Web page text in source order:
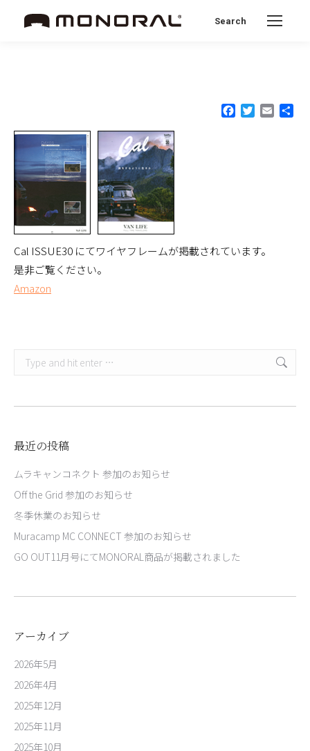
Search:
Search
Facebook
Twitter
Email
Cal ISSUE30 にてワイヤフレームが掲載されています。
是非ご覧ください。
Amazon
Search:
最近の投稿
ムラキャンコネクト 参加のお知らせ
Off the Grid 参加のお知らせ
冬季休業のお知らせ
Muracamp MC CONNECT 参加のお知らせ
GO OUT11月号にてMONORAL商品が掲載されました
アーカイブ
2026年5月
2026年4月
2025年12月
2025年11月
2025年10月